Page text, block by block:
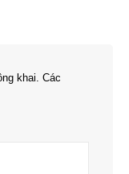
khai. Các